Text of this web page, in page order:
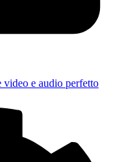
e audio perfetto